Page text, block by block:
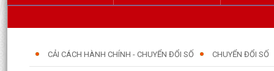
CẢI CÁCH HÀNH CHÍNH - CHUYỂN ĐỔI SỐ CHUYỂN ĐỔI SỐ